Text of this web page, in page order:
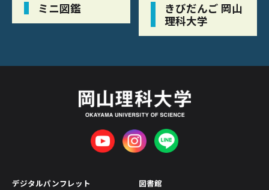
ミニ図鑑
きびだんご 岡山
理科大学
デジタルパンフレット
図書館